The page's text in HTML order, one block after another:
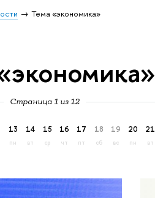
Тема «экономика»
Страница 1 из 12
13
пн
14
вт
15
ср
16
чт
17
пт
18
сб
19
вс
20
пн
21
вт